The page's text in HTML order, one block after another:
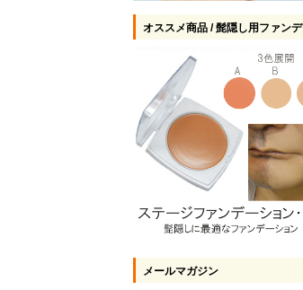
オススメ商品 / 髭隠し用ファンデ
メールマガジン